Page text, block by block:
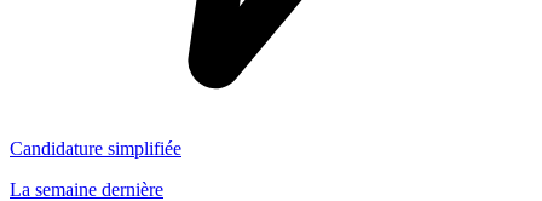
Candidature simplifiée
La semaine dernière